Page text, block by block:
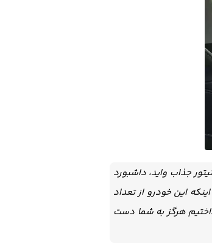
جذاب واید، داشبورد
این خودرو از تعداد
هرگز به شما دست